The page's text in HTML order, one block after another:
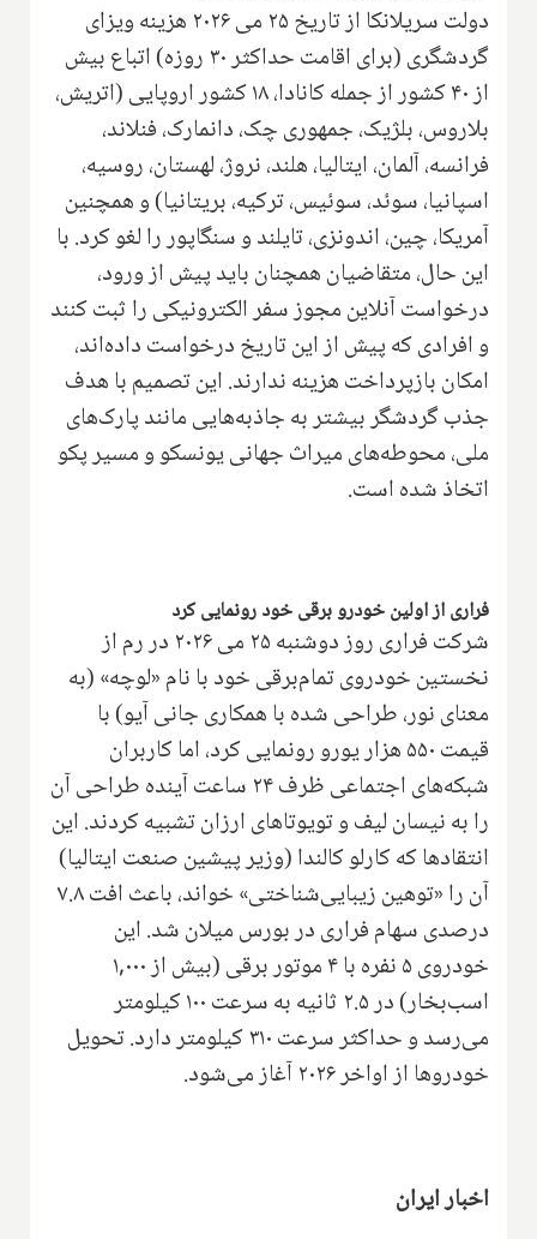
دولت سریلانکا از تاریخ ۲۵ می ۲۰۲۶ هزینه ویزای
گردشگری (برای اقامت حداکثر ۳۰ روزه) اتباع بیش
از ۴۰ کشور از جمله کانادا، ۱۸ کشور اروپایی (اتریش،
بلاروس، بلژیک، جمهوری چک، دانمارک، فنلاند،
فرانسه، آلمان، ایتالیا، هلند، نروژ، لهستان، روسیه،
اسپانیا، سوئد، سوئیس، ترکیه، بریتانیا) و همچنین
آمریکا، چین، اندونزی، تایلند و سنگاپور را لغو کرد. با
این حال، متقاضیان همچنان باید پیش از ورود،
درخواست آنلاین مجوز سفر الکترونیکی را ثبت کنند
و افرادی که پیش از این تاریخ درخواست داده‌اند،
امکان بازپرداخت هزینه ندارند. این تصمیم با هدف
جذب گردشگر بیشتر به جاذبه‌هایی مانند پارک‌های
ملی، محوطه‌های میراث جهانی یونسکو و مسیر پکو
اتخاذ شده است.
فراری از اولین خودرو برقی خود رونمایی کرد
شرکت فراری روز دوشنبه ۲۵ می ۲۰۲۶ در رم از
نخستین خودروی تمام‌برقی خود با نام «لوچه» (به
معنای نور، طراحی شده با همکاری جانی آیو) با
قیمت ۵۵۰ هزار یورو رونمایی کرد، اما کاربران
شبکه‌های اجتماعی ظرف ۲۴ ساعت آینده طراحی آن
را به نیسان لیف و تویوتاهای ارزان تشبیه کردند. این
انتقادها که کارلو کالندا (وزیر پیشین صنعت ایتالیا)
آن را «توهین زیبایی‌شناختی» خواند، باعث افت ۷.۸
درصدی سهام فراری در بورس میلان شد. این
خودروی ۵ نفره با ۴ موتور برقی (بیش از ۱,۰۰۰
اسب‌بخار) در ۲.۵ ثانیه به سرعت ۱۰۰ کیلومتر
می‌رسد و حداکثر سرعت ۳۱۰ کیلومتر دارد. تحویل
خودروها از اواخر ۲۰۲۶ آغاز می‌شود.
اخبار ایران